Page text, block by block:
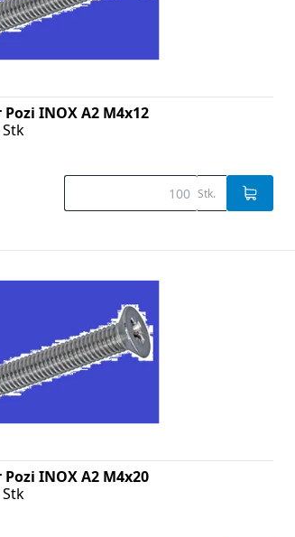
INOX A2 M4x12
Stk.
INOX A2 M4x20